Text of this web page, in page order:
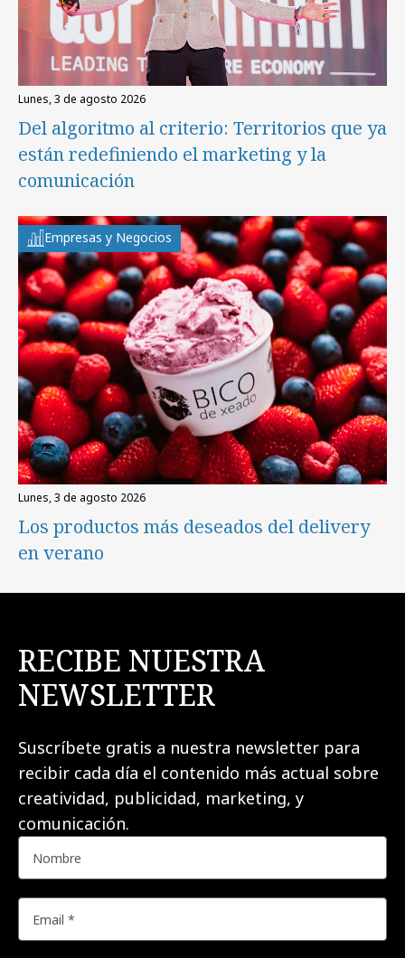
lunes, 3 de agosto 2026
Del algoritmo al criterio: Territorios que ya
están redefiniendo el marketing y la
comunicación
Empresas y Negocios
lunes, 3 de agosto 2026
Los productos más deseados del delivery
en verano
RECIBE NUESTRA
NEWSLETTER
Suscríbete gratis a nuestra newsletter para
recibir cada día el contenido más actual sobre
creatividad, publicidad, marketing, y
comunicación.